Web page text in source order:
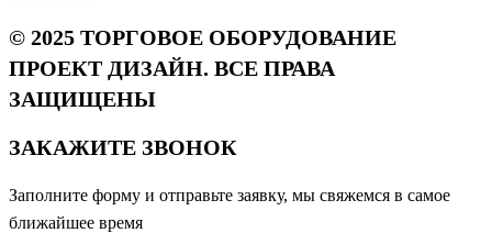
© 2025 ТОРГОВОЕ ОБОРУДОВАНИЕ
ПРОЕКТ ДИЗАЙН. ВСЕ ПРАВА
ЗАЩИЩЕНЫ
ЗАКАЖИТЕ ЗВОНОК
Заполните форму и отправьте заявку, мы свяжемся в самое
ближайшее время